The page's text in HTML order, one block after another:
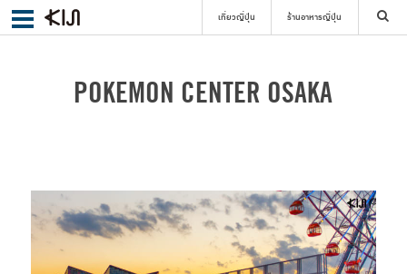
เที่ยวญี่ปุ่น ร้านอาหารญี่ปุ่น
ค้นหา
POKEMON CENTER OSAKA